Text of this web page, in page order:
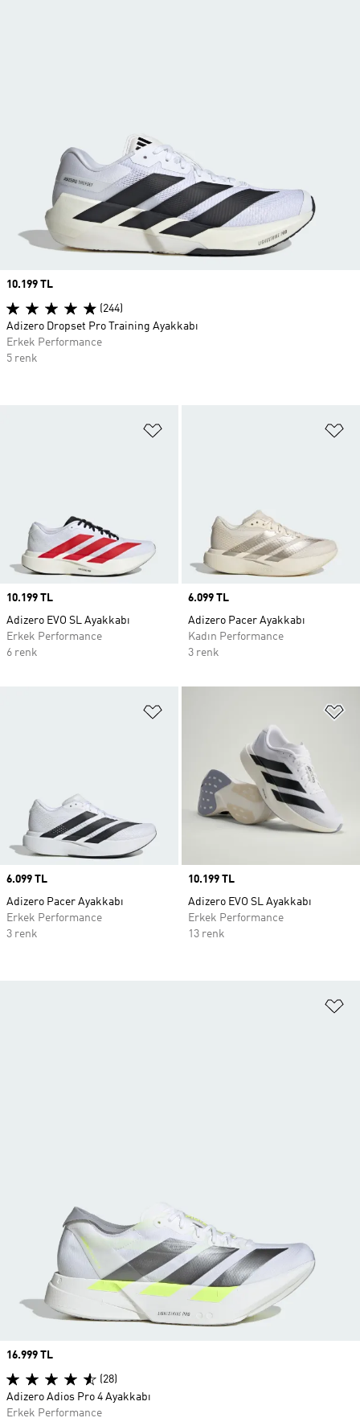
Price
10.199 TL
Adizero EVO SL Ayakkabı
Erkek Performance
6 renk
Price
6.099 TL
Adizero Pacer Ayakkabı
Kadın Performance
3 renk
Price
6.099 TL
Adizero Pacer Ayakkabı
Erkek Performance
3 renk
Price
10.199 TL
Adizero EVO SL Ayakkabı
Erkek Performance
13 renk
Price
16.999 TL
(28)
Adizero Adios Pro 4 Ayakkabı
Erkek Performance
Price
10.199 TL
(244)
Adizero Dropset Pro Training Ayakkabı
Erkek Performance
5 renk